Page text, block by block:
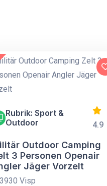
Rubrik: Sport &
Outdoor
4.9
Outdoor Camping
3 Personen Openair
Jäger Vorzelt
Visp